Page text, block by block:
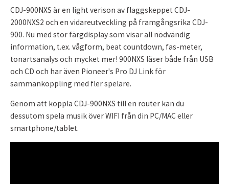
CDJ-900NXS är en light verison av flaggskeppet CDJ-
2000NXS2 och en vidareutveckling på framgångsrika CDJ-
900. Nu med stor färgdisplay som visar all nödvändig
information, t.ex. vågform, beat countdown, fas-meter,
tonartsanalys och mycket mer! 900NXS läser både från USB
och CD och har även Pioneer's Pro DJ Link för
sammankoppling med fler spelare.
Genom att koppla CDJ-900NXS till en router kan du
dessutom spela musik över WIFI från din PC/MAC eller
smartphone/tablet.